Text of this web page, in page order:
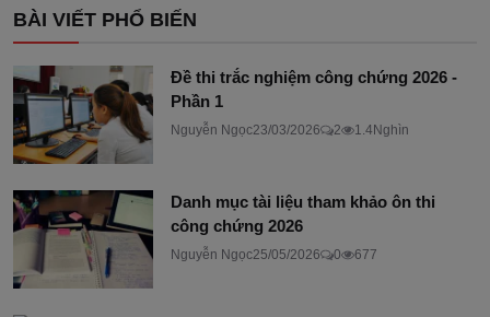
BÀI VIẾT PHỔ BIẾN
Đề thi trắc nghiệm công chứng 2026 -
Phần 1
Nguyễn Ngọc23/03/2026 2 1.4Nghìn
Danh mục tài liệu tham khảo ôn thi
công chứng 2026
Nguyễn Ngọc25/05/2026 0 677